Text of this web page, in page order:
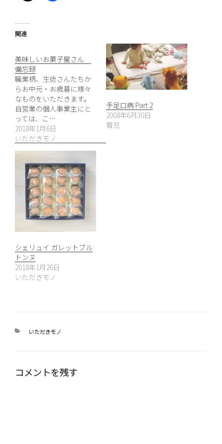
関連
美味しいお菓子屋さん
備忘録
職業柄、生徒さんたちか
らお中元・お歳暮に様々
なものをいただきます。
自営業の個人事業主にと
っては、こ…
2018年1月6日
いただきモノ
手足口病 Part 2
2008年6月30日
育児
シェリュイ ガレットブル
トンヌ
2018年1月26日
いただきモノ
カ
いただきモノ
コメントを残す